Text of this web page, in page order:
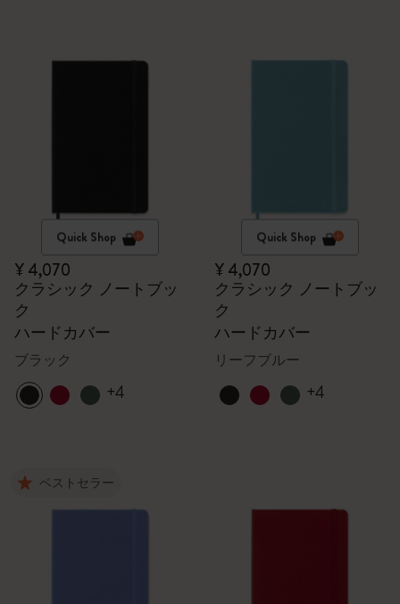
Quick Shop
¥ 4,070
クラシック ノートブッ
ク
ハードカバー
ブラック
+4
Quick Shop
¥ 4,070
クラシック ノートブッ
ク
ハードカバー
リーフブルー
+4
ベストセラー